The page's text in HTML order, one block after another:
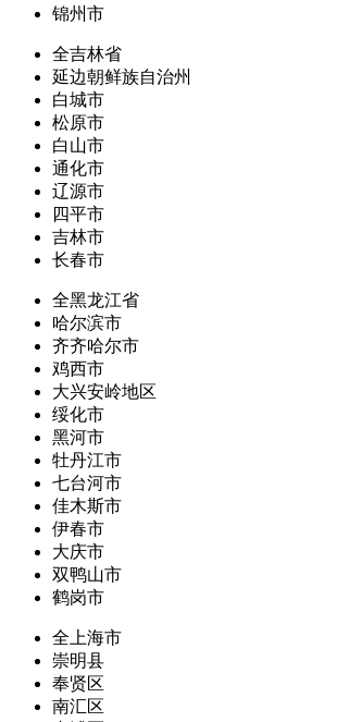
锦州市
全吉林省
延边朝鲜族自治州
白城市
松原市
白山市
通化市
辽源市
四平市
吉林市
长春市
全黑龙江省
哈尔滨市
齐齐哈尔市
鸡西市
大兴安岭地区
绥化市
黑河市
牡丹江市
七台河市
佳木斯市
伊春市
大庆市
双鸭山市
鹤岗市
全上海市
崇明县
奉贤区
南汇区